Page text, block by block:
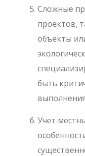
Сложные
проектов,
объекты
быть
Учет